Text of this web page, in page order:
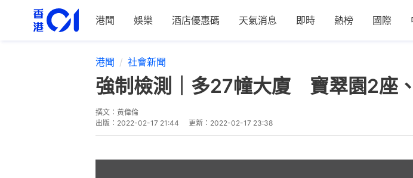
港聞 娛樂 酒店優惠碼 天氣消息 即時 熱榜 國際
港聞 社會新聞
強制檢測｜多27幢大廈 寶翠園2座
撰文： 黃偉倫
出版： 2022-02-17 21:44 更新： 2022-02-17 23:38